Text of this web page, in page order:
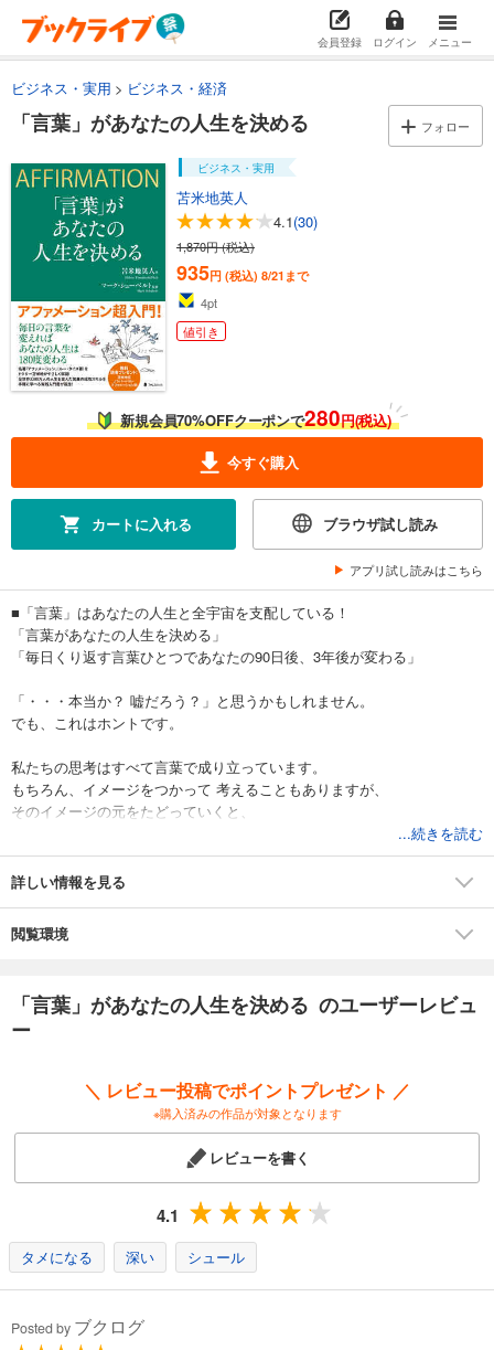
会員登録 ログイン メニュー
ビジネス・実用 ビジネス・経済
「言葉」があなたの人生を決める フォロー
ビジネス・実用
苫米地英人
4.1(30)
1,870円 (税込)
935円 (税込) 8/21まで
4pt
値引き
新規会員70%OFFクーポンで280円(税込)
今すぐ購入
カートに入れる ブラウザ試し読み
アプリ試し読みはこちら
■「言葉」はあなたの人生と全宇宙を支配している！
「言葉があなたの人生を決める」
「毎日くり返す言葉ひとつであなたの90日後、3年後が変わる」
「・・・本当か？ 嘘だろう？」と思うかもしれません。
でも、これはホントです。
私たちの思考はすべて言葉で成り立っています。
もちろん、イメージをつかって 考えることもありますが、
そのイメージの元をたどっていくと、
それらはすべて自分や対象を規定する「言葉」に行き当たります。
■人生を180度変える最強メソッド「アファメーション」とは？
その人がどんな言葉を受け入れているかによって
決まってしまいます。
「自分は能力ある人間だ」という言葉を受け入れているBさん。
この「言葉のメカニズム」「無意識の働き」を発見したのが
コーチングの元祖ルー・タイス氏でした。
ルー・タイス氏は
自動的に人生のゴールを達成する唯一の方法である
「あるルールにもとづいてつくった言葉を自らに語りかける」
アファメーションと呼ばれる手法を体系化しました。
そして、全世界3300万人が受講した
世界最高レベルの自己啓発プログラムを完成させました。
...続きを読む
詳しい情報を見る
閲覧環境
「言葉」があなたの人生を決める のユーザーレビュ
ー
＼ レビュー投稿でポイントプレゼント ／
※購入済みの作品が対象となります
レビューを書く
4.1
タメになる 深い シュール
Posted by ブクログ